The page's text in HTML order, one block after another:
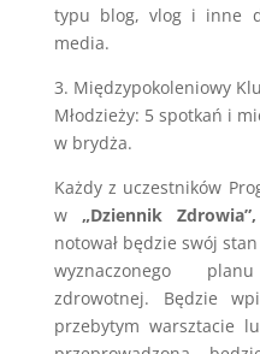
typu blog, vlog i inne
media.
3. Międzypokoleniowy
Młodzieży: 5 spotkań i
w brydża.
Każdy z uczestników
w„Dziennik Zdrowia”,
notował będzie swój
wyznaczonego
zdrowotnej. Będzie
przebytym warsztacie